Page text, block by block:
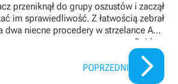
przeniknął do grupy oszustów i zaczął
im sprawiedliwość. Z łatwością zebrał
dwa niecne procedery w strzelance ARC
Raiders
POPRZEDNI